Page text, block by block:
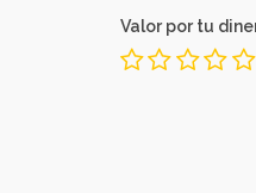
Valor por tu